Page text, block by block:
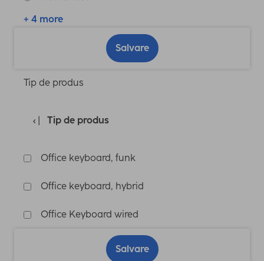
+ 4 more
Salvare
Tip de produs
Tip de produs
Office keyboard, funk
Office keyboard, hybrid
Office Keyboard wired
Salvare